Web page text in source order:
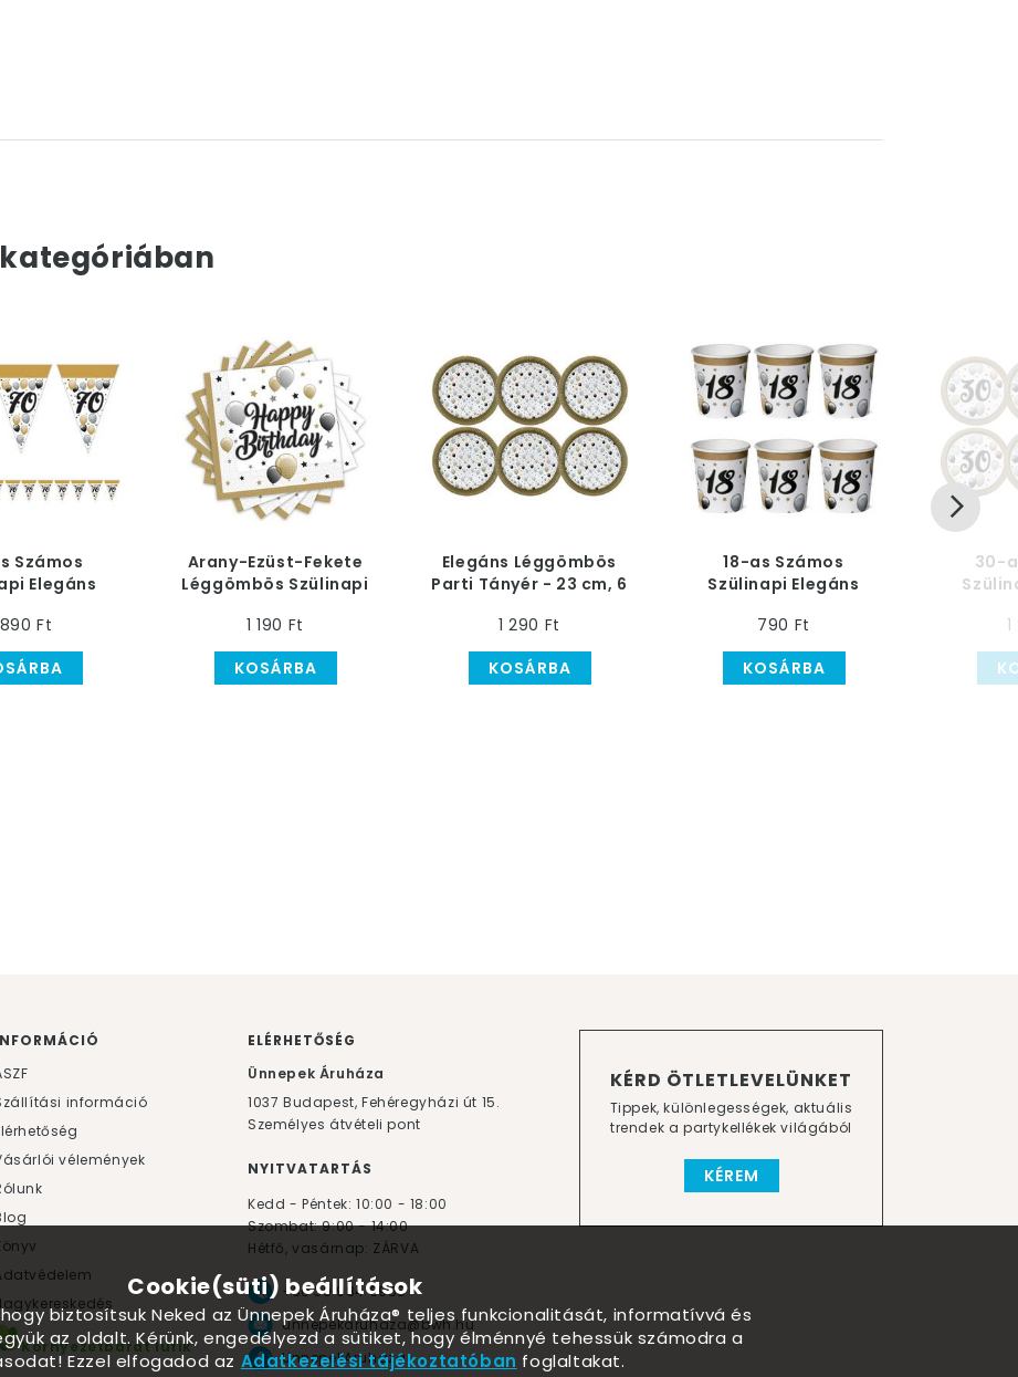
Számos
Elegáns
- 5 m
890 Ft
Arany-Ezüst-Fekete
Léggömbös Szülinapi
cm, 20 db
1 190 Ft
KOSÁRBA
Elegáns Léggömbös
Parti Tányér - 23 cm, 6
1 290 Ft
KOSÁRBA
18-as Számos
Szülinapi Elegáns
Papír Pohár, 6 db
790 Ft
KOSÁRBA
30-
KÉRD ÖTLETLEVELÜNKET
Tippek, különlegességek, aktuális
trendek a partykellékek világából
KÉREM
információ
vélemények
Környezetbarát lufik
ELÉRHETŐSÉG
Ünnepek Áruháza
1037 Budapest, Fehéregyházi út 15.
Személyes átvételi pont
NYITVATARTÁS
Kedd - Péntek: 10:00 - 18:00
Szombat: 9:00 - 14:00
Hétfő, vasárnap: ZÁRVA
+36 30 984 6955
unnepekaruhaza@bwh.hu
UnnepekAruhaza
Cookie(süti) beállítások
biztosítsuk Neked az Ünnepek Áruháza® teljes funkcionalitását, informatívvá és
az oldalt. Kérünk, engedélyezd a sütiket, hogy élménnyé tehessük számodra a
Ezzel elfogadod az Adatkezelési tájékoztatóban foglaltakat.